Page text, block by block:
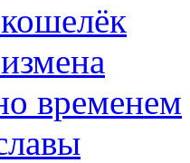
временем